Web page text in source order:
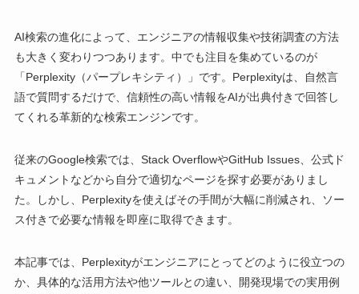
AI検索の進化によって、エンジニアの情報収集や技術調査の方法
も大きく変わりつつあります。中でも注目を集めているのが
「Perplexity（パープレキシティ）」です。Perplexityは、自然言
語で質問するだけで、信頼性の高い情報をAIが出典付きで回答し
てくれる革新的な検索エンジンです。
従来のGoogle検索では、Stack OverflowやGitHub Issues、公式ド
キュメントなどから自分で適切なページを探す必要がありまし
た。しかし、Perplexityを使えばその手間が大幅に削減され、ソー
ス付きで必要な情報を即座に取得できます。
本記事では、Perplexityがエンジニアにとってどのように役立つの
か、具体的な活用方法や他ツールとの違い、開発現場での実用例